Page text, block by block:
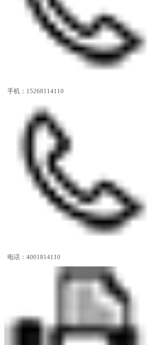
手机：15268114110
电话：4001814110